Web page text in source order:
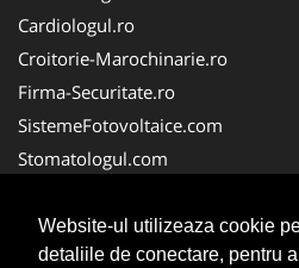
Website-ul utilizeaza cookie
detaliile de conectare, pentru
Cardiologul.ro
Croitorie-Marochinarie.ro
Firma-Securitate.ro
SistemeFotovoltaice.com
Stomatologul.com
Birouri-Cadastru.ro
Cabinet-Individual.ro